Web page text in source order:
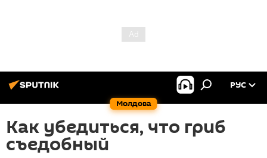
Молдова
РУС
Как убедиться, что гриб
съедобный